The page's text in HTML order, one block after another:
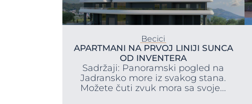
Becici
APARTMANI NA PRVOJ LINIJI SUNCA
OD INVENTERA
Sadržaji: Panoramski pogled na
Jadransko more iz svakog stana.
Možete čuti zvuk mora sa svoje...